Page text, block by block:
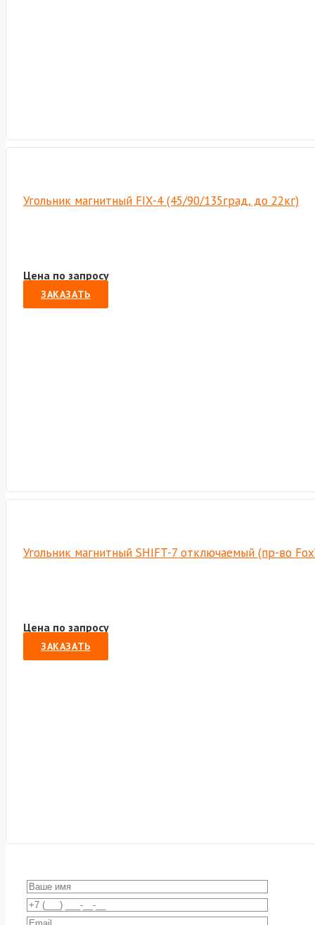
Угольник магнитный FIX-4 (45/90/135град, до 22кг)
Цена по запросу
ЗАКАЗАТЬ
Угольник магнитный SHIFT-7 отключаемый (пр-во
Цена по запросу
ЗАКАЗАТЬ